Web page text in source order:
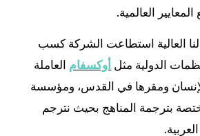
العالمية.
العالية استطاعت الشركة كسب
الدولية مثل أوكسفام العاملة
ومقرها في القدس، ومؤسسة
بترجمة المناهج بحيث نترجم